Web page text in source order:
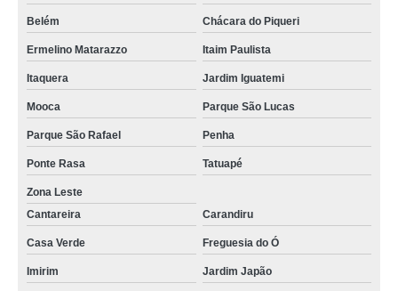
Belém Chácara do Piqueri
Ermelino Matarazzo Itaim Paulista
Itaquera Jardim Iguatemi
Mooca Parque São Lucas
Parque São Rafael Penha
Ponte Rasa Tatuapé
Zona Leste
Cantareira
Carandiru
Casa Verde Freguesia do Ó
Imirim Jardim Japão